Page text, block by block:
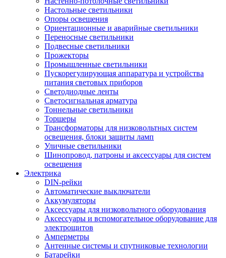
Настольные светильники
Опоры освещения
Ориентационные и аварийные светильники
Переносные светильники
Подвесные светильники
Прожекторы
Промышленные светильники
Пускорегулирующая аппаратура и устройства
питания световых приборов
Светодиодные ленты
Светосигнальная арматура
Тоннельные светильники
Торшеры
Трансформаторы для низковольтных систем
освещения, блоки защиты ламп
Уличные светильники
Шинопровод, патроны и аксессуары для систем
освещения
Электрика
DIN-рейки
Автоматические выключатели
Аккумуляторы
Аксессуары для низковольтного оборудования
Аксессуары и вспомогательное оборудование для
электрощитов
Амперметры
Антенные системы и спутниковые технологии
Батарейки